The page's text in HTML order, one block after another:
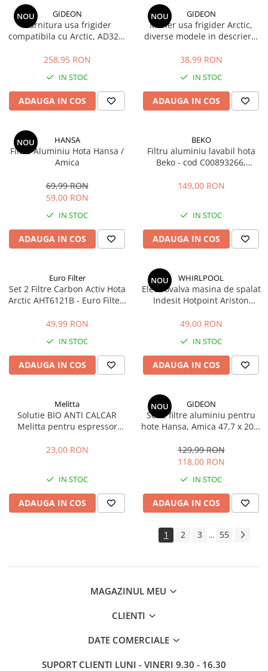
NOU GIDEON
Garnitura usa frigider
compatibila cu Arctic, AD326,
D326, D6310HC, magnetica,
258,95 RON
IN STOC
ADAUGA IN COS
NOU GIDEON
Maner usa frigider Arctic,
diverse modele in descriere,
38,99 RON
IN STOC
ADAUGA IN COS
NOU HANSA
Filtru Aluminiu Hota Hansa /
Amica
69,99 RON
59,00 RON
IN STOC
ADAUGA IN COS
BEKO
Filtru aluminiu lavabil hota
Beko - cod C00893266,
149,00 RON
IN STOC
ADAUGA IN COS
Euro Filter
Set 2 Filtre Carbon Activ Hota
Arctic AHT6121B - Euro Filter,
49,99 RON
IN STOC
ADAUGA IN COS
NOU WHIRLPOOL
Electrovalva masina de spalat
Indesit Hotpoint Ariston
482000022813 C00110333
49,00 RON
IN STOC
ADAUGA IN COS
Melitta
Solutie BIO ANTI CALCAR
Melitta pentru espressor
apa, 250 ml, 6 utilizari
23,00 RON
IN STOC
ADAUGA IN COS
NOU GIDEON
Set 2 filtre aluminiu pentru
hote Hansa, Amica 47,7 x 20,4
129,99 RON
118,00 RON
IN STOC
ADAUGA IN COS
1 2 3 ... 55
MAGAZINUL MEU
CLIENTI
DATE COMERCIALE
SUPORT CLIENTI LUNI - VINERI 9.30 - 16.30